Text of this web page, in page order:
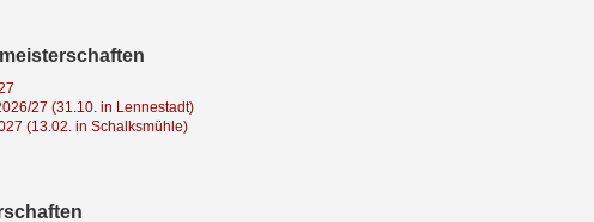
27 (31.10. in Lennestadt)
(13.02. in Schalksmühle)